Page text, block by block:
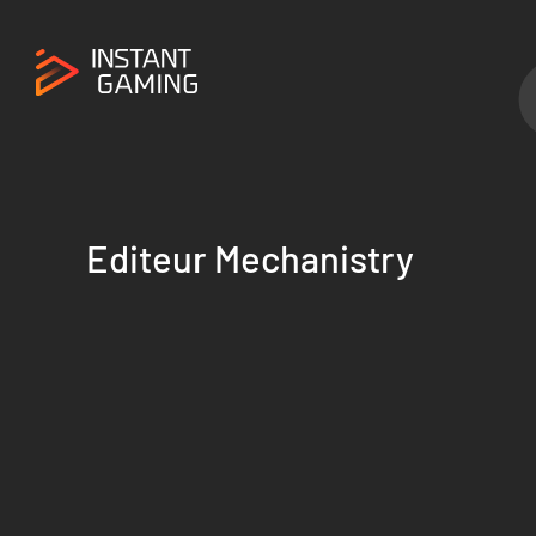
Editeur Mechanistry